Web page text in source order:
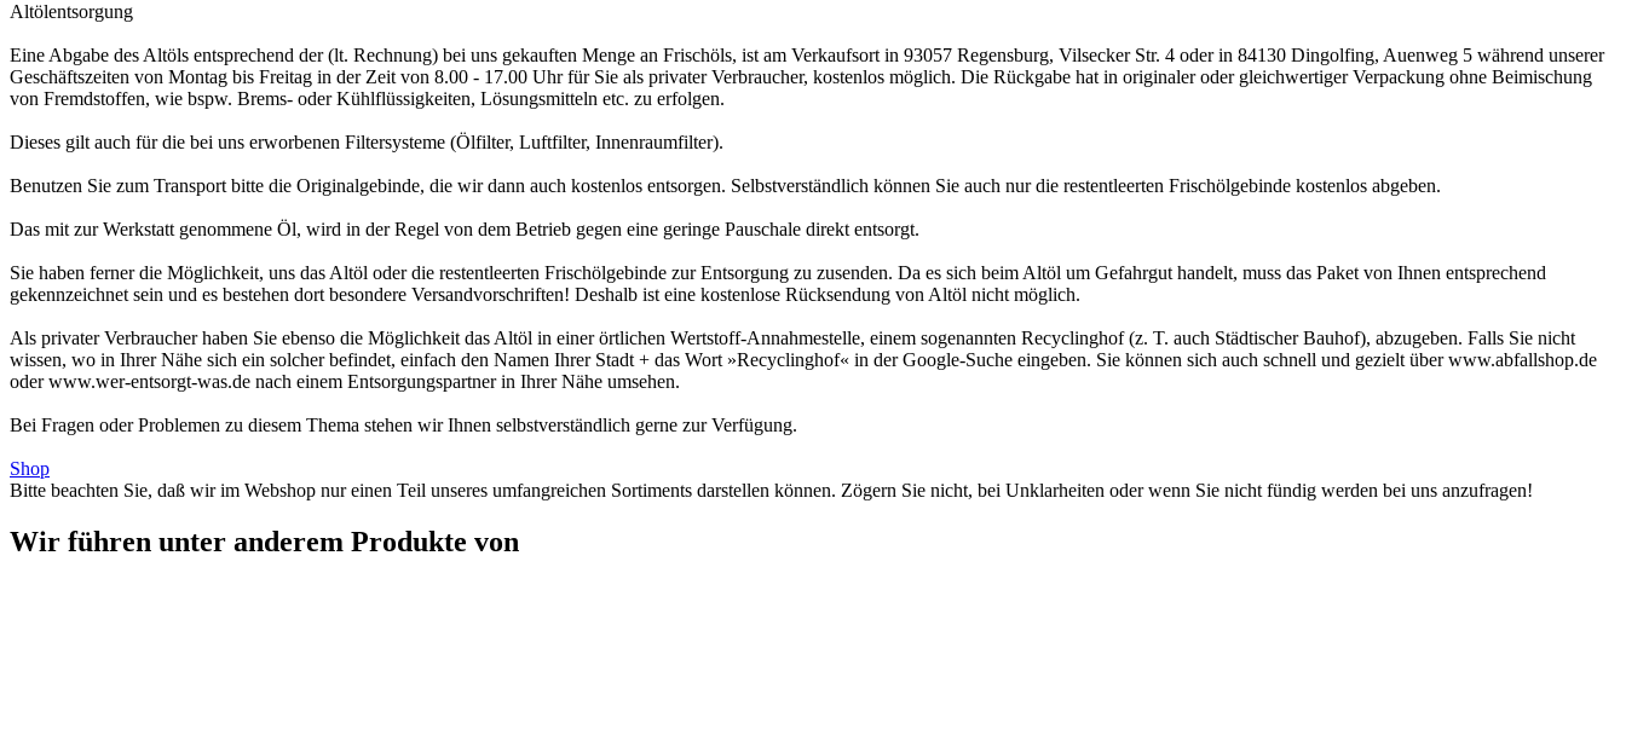
Altölentsorgung
Eine Abgabe des Altöls entsprechend der (lt. Rechnung) bei uns gekauften Menge an Frischöls, ist am Verkaufsort in 93057 Regensburg, Vilsecker Str. 4 oder in 84130 Dingolfing, Auenweg 5 während unserer
Geschäftszeiten von Montag bis Freitag in der Zeit von 8.00 - 17.00 Uhr für Sie als privater Verbraucher, kostenlos möglich. Die Rückgabe hat in originaler oder gleichwertiger Verpackung ohne Beimischung
von Fremdstoffen, wie bspw. Brems- oder Kühlflüssigkeiten, Lösungsmitteln etc. zu erfolgen.
Dieses gilt auch für die bei uns erworbenen Filtersysteme (Ölfilter, Luftfilter, Innenraumfilter).
Benutzen Sie zum Transport bitte die Originalgebinde, die wir dann auch kostenlos entsorgen. Selbstverständlich können Sie auch nur die restentleerten Frischölgebinde kostenlos abgeben.
Das mit zur Werkstatt genommene Öl, wird in der Regel von dem Betrieb gegen eine geringe Pauschale direkt entsorgt.
Sie haben ferner die Möglichkeit, uns das Altöl oder die restentleerten Frischölgebinde zur Entsorgung zu zusenden. Da es sich beim Altöl um Gefahrgut handelt, muss das Paket von Ihnen entsprechend
gekennzeichnet sein und es bestehen dort besondere Versandvorschriften! Deshalb ist eine kostenlose Rücksendung von Altöl nicht möglich.
Als privater Verbraucher haben Sie ebenso die Möglichkeit das Altöl in einer örtlichen Wertstoff-Annahmestelle, einem sogenannten Recyclinghof (z. T. auch Städtischer Bauhof), abzugeben. Falls Sie nicht
wissen, wo in Ihrer Nähe sich ein solcher befindet, einfach den Namen Ihrer Stadt + das Wort »Recyclinghof« in der Google-Suche eingeben. Sie können sich auch schnell und gezielt über www.abfallshop.de
oder www.wer-entsorgt-was.de nach einem Entsorgungspartner in Ihrer Nähe umsehen.
Bei Fragen oder Problemen zu diesem Thema stehen wir Ihnen selbstverständlich gerne zur Verfügung.
Shop
Bitte beachten Sie, daß wir im Webshop nur einen Teil unseres umfangreichen Sortiments darstellen können. Zögern Sie nicht, bei Unklarheiten oder wenn Sie nicht fündig werden bei uns anzufragen!
Wir führen unter anderem Produkte von